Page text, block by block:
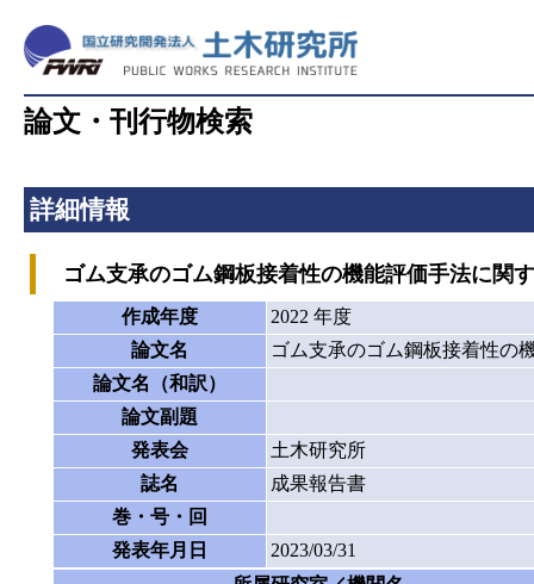
論文・刊行物検索
詳細情報
ゴム支承のゴム鋼板接着性の機能評価手法に関
作成年度
2022 年度
論文名
ゴム支承のゴム鋼板接着性の
論文名（和訳）
論文副題
発表会
土木研究所
誌名
成果報告書
巻・号・回
発表年月日
2023/03/31